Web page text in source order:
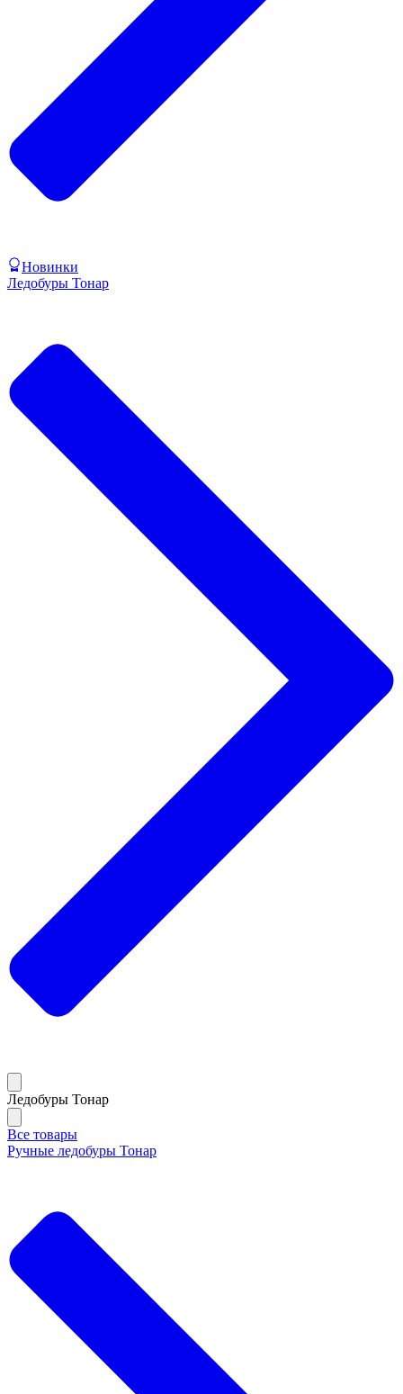
Новинки
Ледобуры Тонар
Ледобуры Тонар
Все товары
Ручные ледобуры Тонар